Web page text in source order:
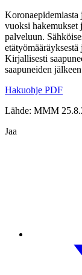
Koronaepidemiasta
vuoksi hakemukset
palveluun.
Kirjallisesti
saapuneiden
Hakuohje PDF
Lähde: MMM
Jaa